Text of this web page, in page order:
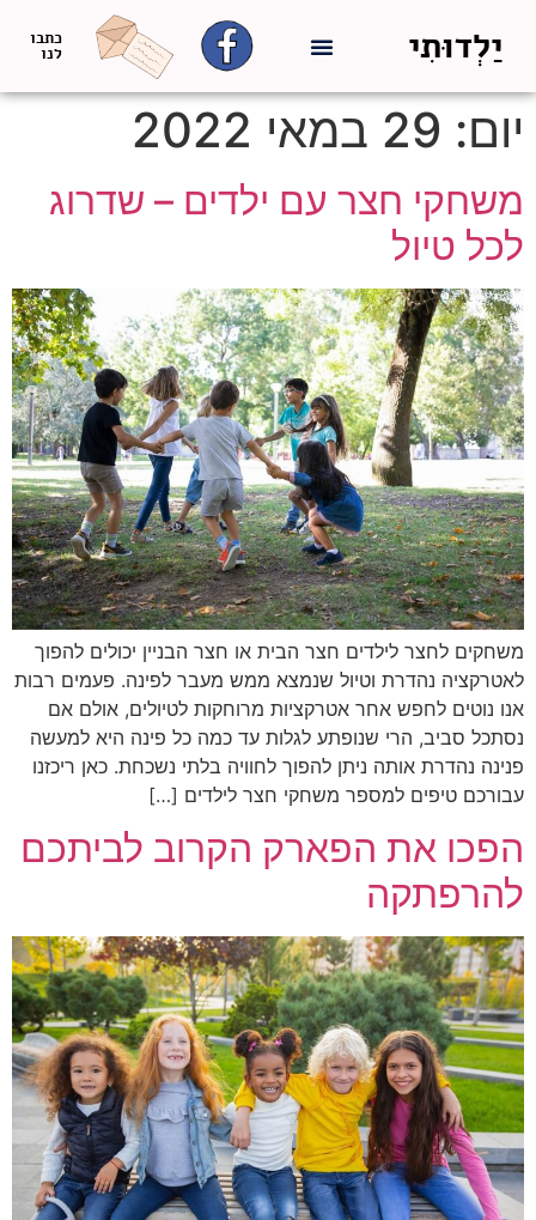
יַלְדוּתִי כתבו
לנו
יום: 29 במאי 2022
משחקי חצר עם ילדים – שדרוג
לכל טיול
משחקים לחצר לילדים חצר הבית או חצר הבניין יכולים להפוך
לאטרקציה נהדרת וטיול שנמצא ממש מעבר לפינה. פעמים רבות
אנו נוטים לחפש אחר אטרקציות מרוחקות לטיולים, אולם אם
נסתכל סביב, הרי שנופתע לגלות עד כמה כל פינה היא למעשה
פנינה נהדרת אותה ניתן להפוך לחוויה בלתי נשכחת. כאן ריכזנו
עבורכם טיפים למספר משחקי חצר לילדים […]
הפכו את הפארק הקרוב לביתכם
להרפתקה